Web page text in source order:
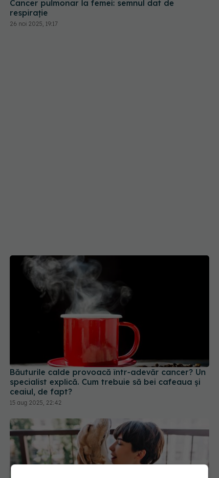
Cancer pulmonar la femei: semnul dat de
respirație
26 noi 2025, 19:17
Băuturile calde provoacă într-adevăr cancer? Un
specialist explică. Cum trebuie să bei cafeaua și
ceaiul, de fapt?
15 aug 2025, 22:42